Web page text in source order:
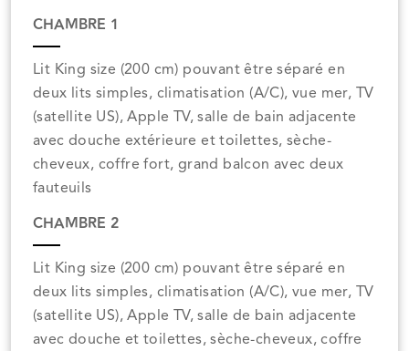
CHAMBRE 1
Lit King size (200 cm) pouvant être séparé en
deux lits simples, climatisation (A/C), vue mer, TV
(satellite US), Apple TV, salle de bain adjacente
avec douche extérieure et toilettes, sèche-
cheveux, coffre fort, grand balcon avec deux
fauteuils
CHAMBRE 2
Lit King size (200 cm) pouvant être séparé en
deux lits simples, climatisation (A/C), vue mer, TV
(satellite US), Apple TV, salle de bain adjacente
avec douche et toilettes, sèche-cheveux, coffre